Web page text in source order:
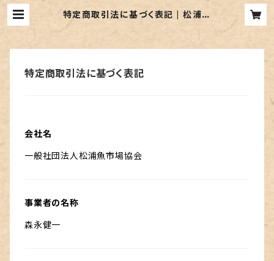
特定商取引法に基づく表記 | 松浦魚
特定商取引法に基づく表記
会社名
一般社団法人松浦魚市場協会
事業者の名称
森永健一